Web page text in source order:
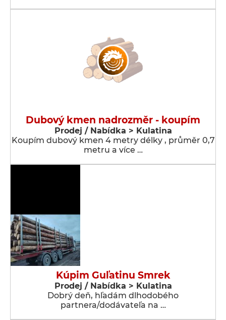
Dubový kmen nadrozměr - koupím
Prodej / Nabídka > Kulatina
Koupím dubový kmen 4 metry délky , průměr 0,7
metru a více …
Kúpim Guľatinu Smrek
Prodej / Nabídka > Kulatina
Dobrý deň, hľadám dlhodobého
partnera/dodávateľa na …